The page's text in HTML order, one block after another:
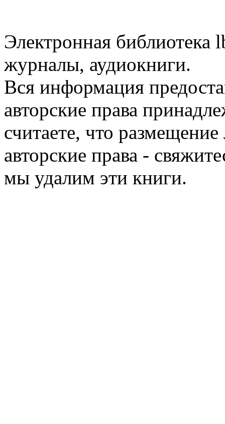
Электронная библиотека
журналы, аудиокниги.
Вся информация
авторские права
считаете, что
авторские права -
мы удалим эти книги.